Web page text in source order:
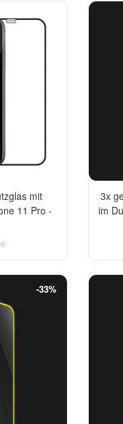
-13%
mit
11 Pro -
3x
im
-33%